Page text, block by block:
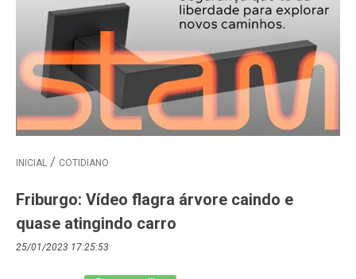
INICIAL COTIDIANO
Friburgo: Vídeo flagra árvore caindo e
quase atingindo carro
25/01/2023 17:25:53